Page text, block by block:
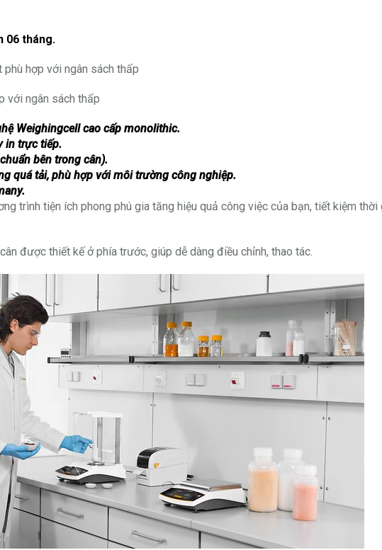
06 tháng.
hợp với ngân sách thấp
với ngân sách thấp
Weighingcell cao cấp monolithic.
in trực tiếp.
bên trong cân).
quá tải, phù hợp với môi trường công nghiệp.
trình tiện ích phong phú gia tăng hiệu quả công việc của bạn, tiết kiệm thời
được thiết kế ở phía trước, giúp dễ dàng điều chỉnh, thao tác.